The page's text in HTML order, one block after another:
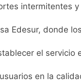
cercanas a
intermitentes
Edesur, donde
el servicio
en la